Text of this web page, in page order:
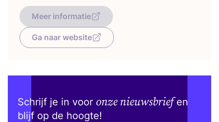
Meer informatie
Ga naar website
Schrijf je in voor onze nieuwsbriefen
blijf op de hoogte!